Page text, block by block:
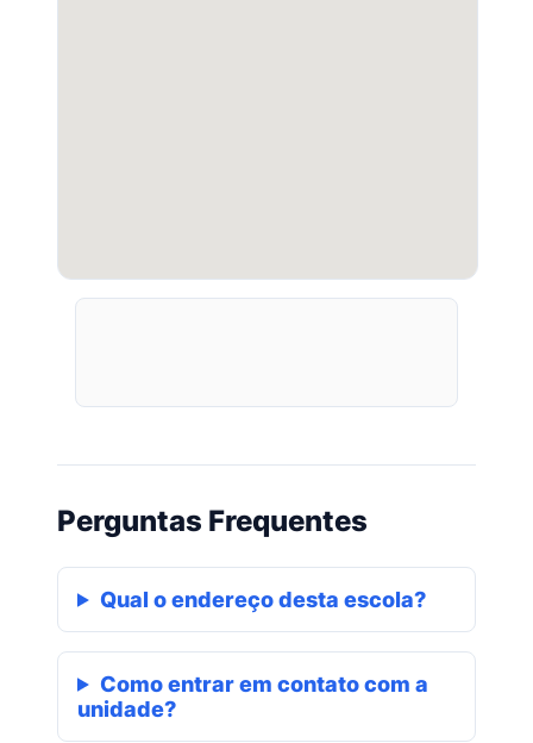
Perguntas Frequentes
Qual o endereço desta escola?
Como entrar em contato com a
unidade?